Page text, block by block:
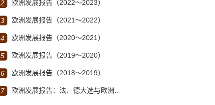
2 欧洲发展报告（2022～2023）
3 欧洲发展报告（2021～2022）
4 欧洲发展报告（2020～2021）
5 欧洲发展报告（2019～2020）
6 欧洲发展报告（2018～2019）
7 欧洲发展报告：法、德大选与欧洲一体化的走向（2017-2018）